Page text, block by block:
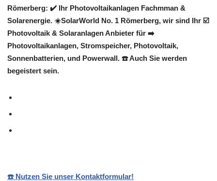
Römerberg: ✔️ Ihr Photovoltaikanlagen Fachmman &
Solarenergie. ☀️SolarWorld No. 1 Römerberg, wir sind Ihr ☑️
Photovoltaik & Solaranlagen Anbieter für ➡️
Photovoltaikanlagen, Stromspeicher, Photovoltaik,
Sonnenbatterien, und Powerwall. ☎️ Auch Sie werden
begeistert sein.
☎️ Nutzen Sie unser Kontaktformular!